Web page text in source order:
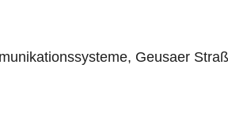
Geusaer